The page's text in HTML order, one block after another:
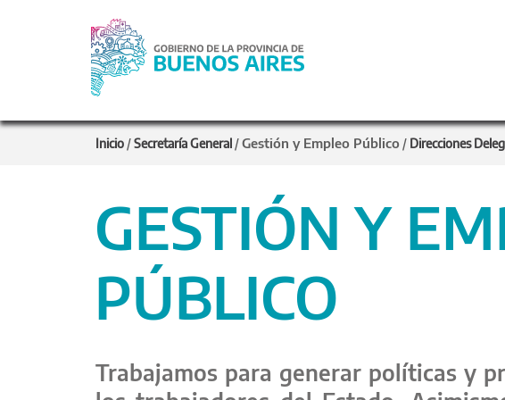
Inicio /Secretaría General /Gestión y Empleo Público / Direcciones
GESTIÓN Y
PÚBLICO
Trabajamos para generar políticas y